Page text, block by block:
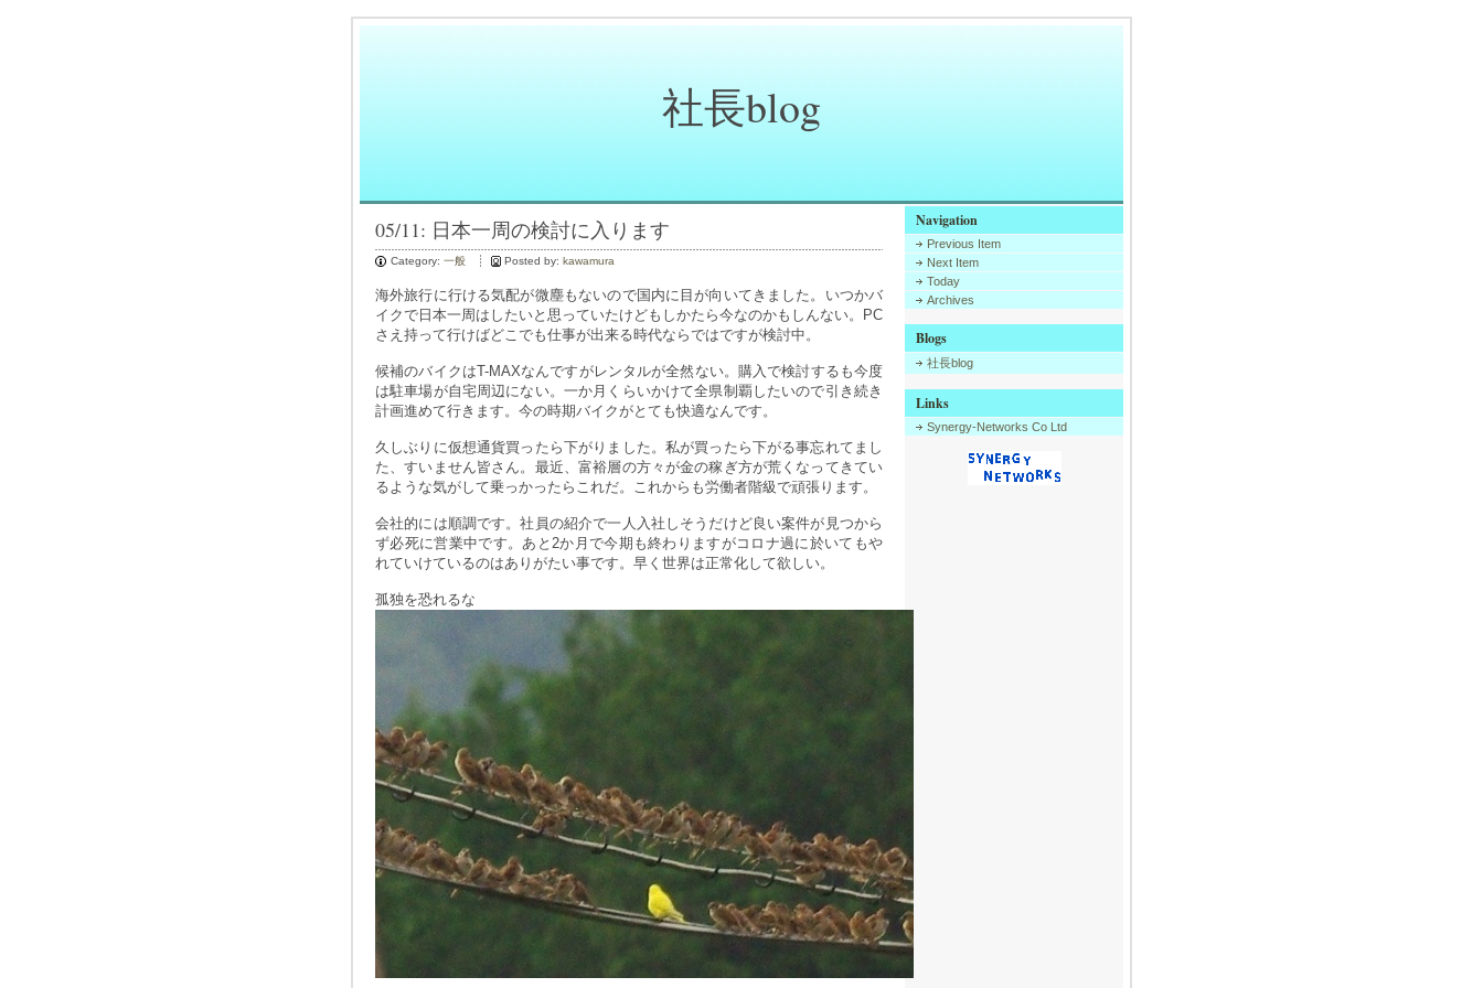
社長blog
05/11: 日本一周の検討に入ります
Category: 一般 Posted by: kawamura
海外旅行に行ける気配が微塵もないので国内に目が向いてきました。いつかバ
イクで日本一周はしたいと思っていたけどもしかたら今なのかもしんない。PC
さえ持って行けばどこでも仕事が出来る時代ならではですが検討中。
候補のバイクはT-MAXなんですがレンタルが全然ない。購入で検討するも今度
は駐車場が自宅周辺にない。一か月くらいかけて全県制覇したいので引き続き
計画進めて行きます。今の時期バイクがとても快適なんです。
久しぶりに仮想通貨買ったら下がりました。私が買ったら下がる事忘れてまし
た、すいません皆さん。最近、富裕層の方々が金の稼ぎ方が荒くなってきてい
るような気がして乗っかったらこれだ。これからも労働者階級で頑張ります。
会社的には順調です。社員の紹介で一人入社しそうだけど良い案件が見つから
ず必死に営業中です。あと2か月で今期も終わりますがコロナ過に於いてもや
れていけているのはありがたい事です。早く世界は正常化して欲しい。
孤独を恐れるな
Navigation
Previous Item
Next Item
Today
Archives
Blogs
社長blog
Links
Synergy-Networks Co Ltd